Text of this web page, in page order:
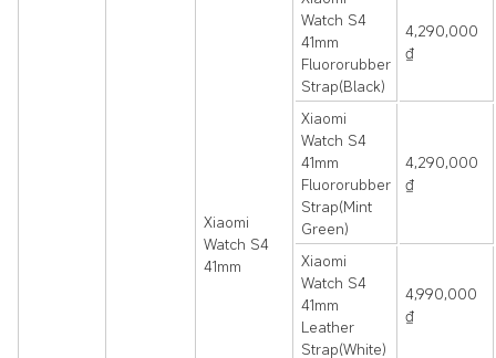
Xiaomi
Watch S4
41mm
Watch S4
41mm
Fluororubber
Strap(Black)
4,290,000
₫
Xiaomi
Watch S4
41mm
Fluororubber
Strap(Mint
Green)
4,290,000
₫
Xiaomi
Watch S4
41mm
Leather
Strap(White)
4,990,000
₫